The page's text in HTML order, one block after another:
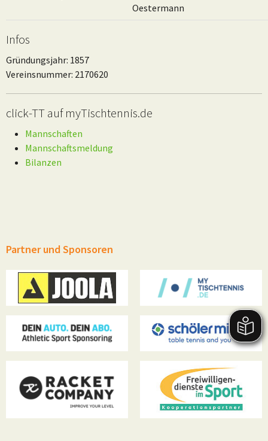
Oestermann
Infos
Gründungsjahr: 1857
Vereinsnummer: 2170620
click-TT auf myTischtennis.de
Mannschaften
Mannschaftsmeldung
Bilanzen
Partner und Sponsoren